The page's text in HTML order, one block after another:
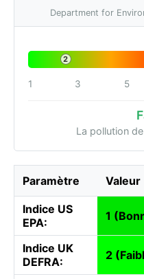
Department for
2
1 3 5
La pollution
Paramètre Valeur
Indice US
EPA:
1
Indice UK
DEFRA:
2